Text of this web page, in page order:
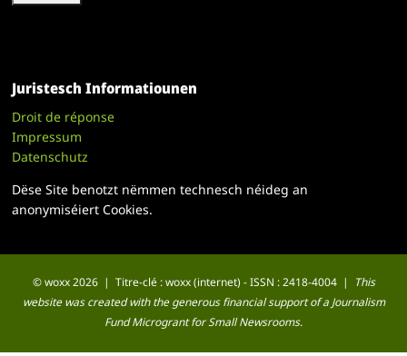
Juristesch Informatiounen
Droit de réponse
Impressum
Datenschutz
Dëse Site benotzt nëmmen technesch néideg an
anonymiséiert Cookies.
© woxx 2026 | Titre-clé : woxx (internet) - ISSN : 2418-4004 |
This
website was created with the generous financial support of a Journalism
Fund Microgrant for Small Newsrooms.